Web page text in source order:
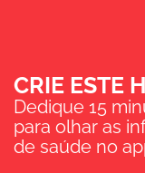
CRIE ESTE
Dedique 15
para olhar as
de saúde no